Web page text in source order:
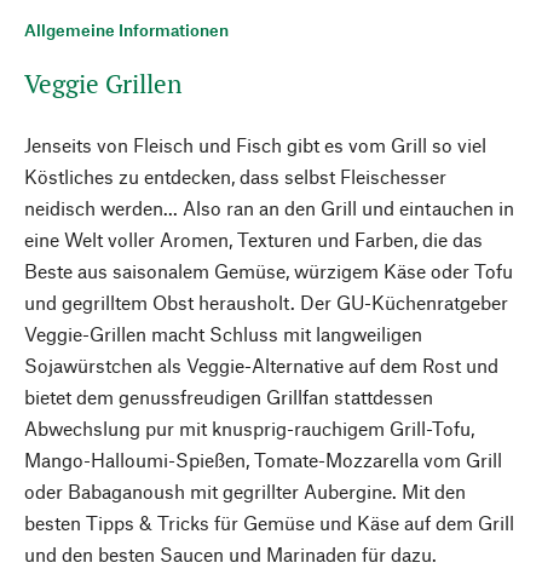
Allgemeine Informationen
Veggie Grillen
Jenseits von Fleisch und Fisch gibt es vom Grill so viel
Köstliches zu entdecken, dass selbst Fleischesser
neidisch werden... Also ran an den Grill und eintauchen in
eine Welt voller Aromen, Texturen und Farben, die das
Beste aus saisonalem Gemüse, würzigem Käse oder Tofu
und gegrilltem Obst herausholt. Der GU-Küchenratgeber
Veggie-Grillen macht Schluss mit langweiligen
Sojawürstchen als Veggie-Alternative auf dem Rost und
bietet dem genussfreudigen Grillfan stattdessen
Abwechslung pur mit knusprig-rauchigem Grill-Tofu,
Mango-Halloumi-Spießen, Tomate-Mozzarella vom Grill
oder Babaganoush mit gegrillter Aubergine. Mit den
besten Tipps & Tricks für Gemüse und Käse auf dem Grill
und den besten Saucen und Marinaden für dazu.